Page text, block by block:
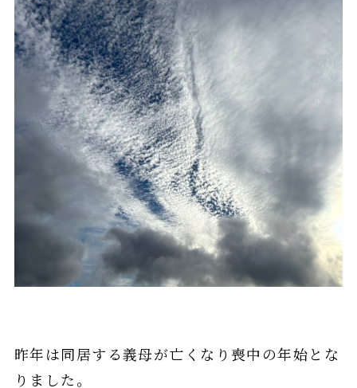
昨年は同居する義母が亡くなり喪中の年始とな
りました。